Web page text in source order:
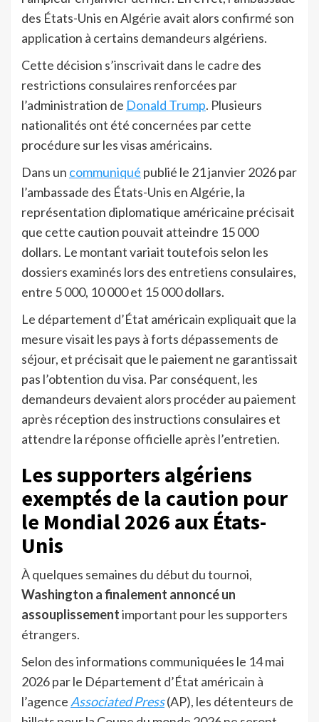
des États-Unis en Algérie avait alors confirmé son
application à certains demandeurs algériens.
Cette décision s’inscrivait dans le cadre des
restrictions consulaires renforcées par
l’administration de Donald Trump. Plusieurs
nationalités ont été concernées par cette
procédure sur les visas américains.
Dans un communiqué publié le 21 janvier 2026 par
l’ambassade des États-Unis en Algérie, la
représentation diplomatique américaine précisait
que cette caution pouvait atteindre 15 000
dollars. Le montant variait toutefois selon les
dossiers examinés lors des entretiens consulaires,
entre 5 000, 10 000 et 15 000 dollars.
Le département d’État américain expliquait que la
mesure visait les pays à forts dépassements de
séjour, et précisait que le paiement ne garantissait
pas l’obtention du visa. Par conséquent, les
demandeurs devaient alors procéder au paiement
après réception des instructions consulaires et
attendre la réponse officielle après l’entretien.
Les supporters algériens
exemptés de la caution pour
le Mondial 2026 aux États-
Unis
À quelques semaines du début du tournoi,
Washington a finalement annoncé un
assouplissementimportant pour les supporters
étrangers.
Selon des informations communiquées le 14 mai
2026 par le Département d’État américain à
l’agence Associated Press(AP), les détenteurs de